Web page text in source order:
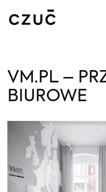
VM.PL –
BIUROWE